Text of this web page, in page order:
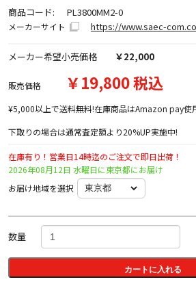
商品コード: PL3800MM2-0
メーカーサイト https://www.saec-
メーカー希望小売価格 ￥22,000
販売価格 ￥19,800 税込
¥5,000以上で送料無料!在庫商品はAmazon pay使
下取りの場合は通常査定額より20%UP実施中!
在庫有り！営業日14時迄のご注文で即日出荷！
2026年08月12日 水曜日に東京都にお届け
お届け地域を選択
数量
カートに入れる